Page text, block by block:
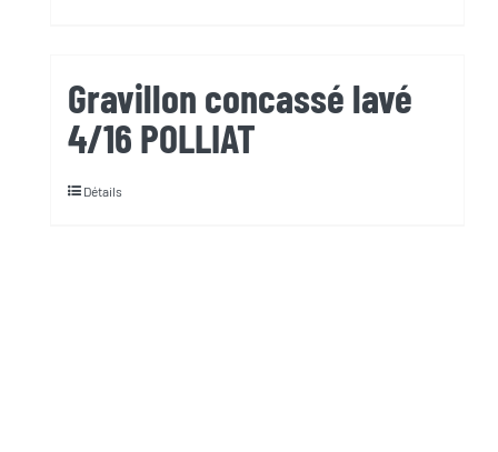
Gravillon concassé lavé
4/16 POLLIAT
Détails